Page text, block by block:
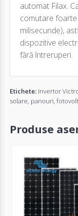
automat Filax.
comutare
milisecunde),
dispozitive
fără întreruperi.
Etichete: Invertor
solare, panouri,
Produse